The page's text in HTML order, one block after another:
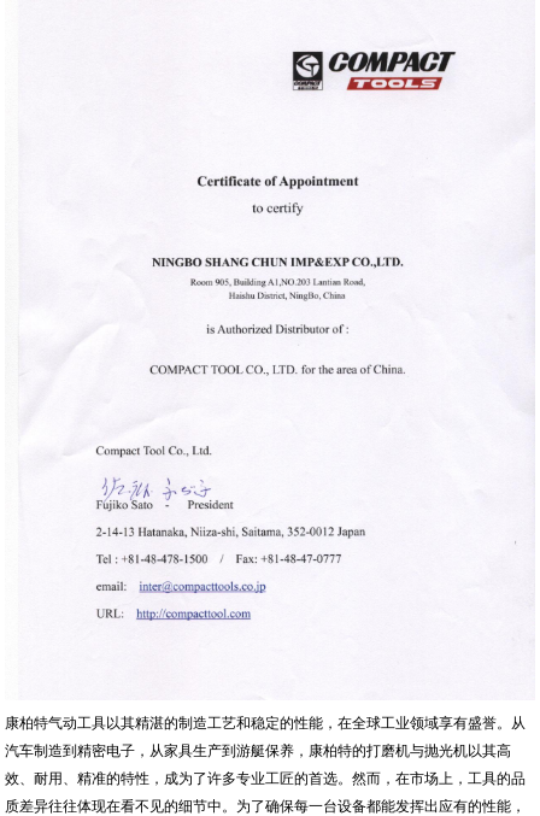
康柏特气动工具以其精湛的制造工艺和稳定的性能，在全球工业领域享有盛誉。从
汽车制造到精密电子，从家具生产到游艇保养，康柏特的打磨机与抛光机以其高
效、耐用、精准的特性，成为了许多专业工匠的首选。然而，在市场上，工具的品
质差异往往体现在看不见的细节中。为了确保每一台设备都能发挥出应有的性能，